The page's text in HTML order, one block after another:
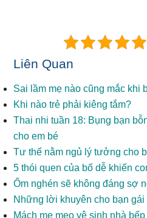
Liên Quan
Sai lầm mẹ nào cũng mắc khi
Khi nào trẻ phải kiêng tắm?
Thai nhi tuần 18: Bụng bạn
cho em bé
Tư thế nằm ngủ lý tưởng cho
5 thói quen của bố dễ khiến
Ốm nghén sẽ không đáng sợ
Những lời khuyên cho bạn
Mách mẹ mẹo vệ sinh nhà bếp